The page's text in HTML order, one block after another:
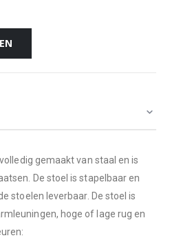
gemaakt van staal en is
De stoel is stapelbaar en
stoelen leverbaar. De stoel is
hoge of lage rug en